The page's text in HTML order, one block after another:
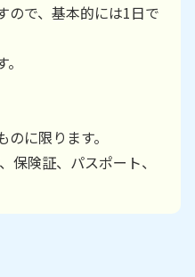
ので、基本的には1日で
に限ります。
保険証、パスポート、